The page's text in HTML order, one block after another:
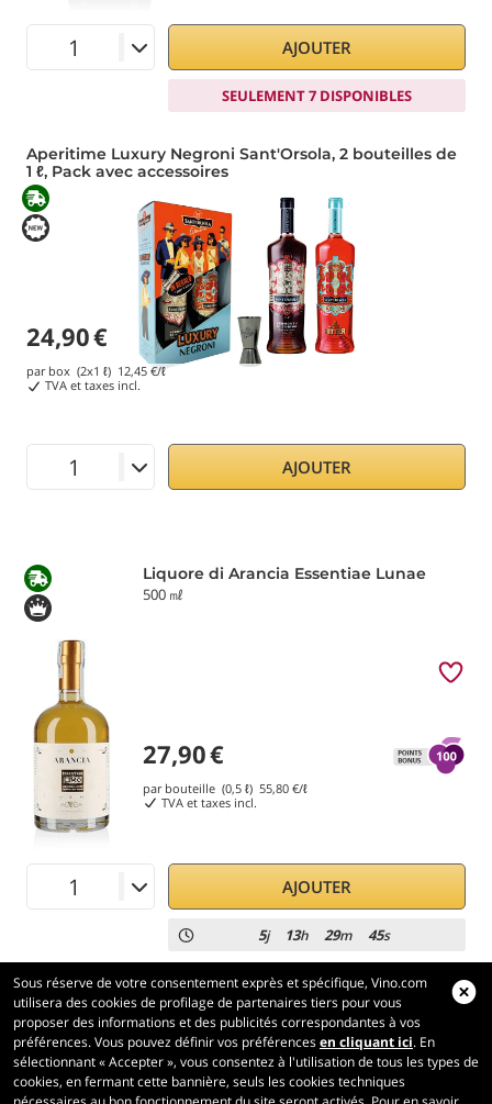
AJOUTER
SEULEMENT 7 DISPONIBLES
Aperitime Luxury Negroni Sant'Orsola, 2 bouteilles de
1 ℓ, Pack avec accessoires
24,90€
par box (2x1 ℓ) 12,45 €/ℓ
TVA et taxes incl.
AJOUTER
Liquore di Arancia Essentiae Lunae
500 ㎖
27,90€
par bouteille (0,5 ℓ) 55,80 €/ℓ
TVA et taxes incl.
AJOUTER
5j 13h 29m 44s
Sous réserve de votre consentement exprès et spécifique, Vino.com
utilisera des cookies de profilage de partenaires tiers pour vous
proposer des informations et des publicités correspondantes à vos
préférences. Vous pouvez définir vos préférencesen cliquant ici. En
sélectionnant « Accepter », vous consentez à l'utilisation de tous les types de
cookies, en fermant cette bannière, seuls les cookies techniques
Vino.com
Made with
in Tuscany